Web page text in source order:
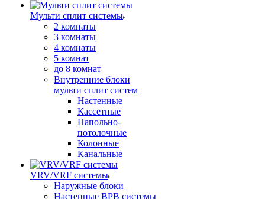
Мульти сплит системы
2 комнаты
3 комнаты
4 комнаты
5 комнат
до 8 комнат
Внутренние блоки
мульти сплит систем
Настенные
Кассетные
Напольно-
потолочные
Колонные
Канальные
VRV/VRF системы
Наружные блоки
Настенные ВРВ системы